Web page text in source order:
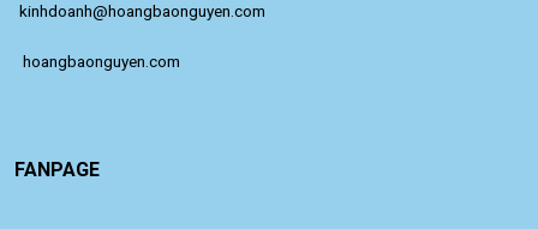
kinhdoanh@hoangbaonguyen.com
hoangbaonguyen.com
FANPAGE